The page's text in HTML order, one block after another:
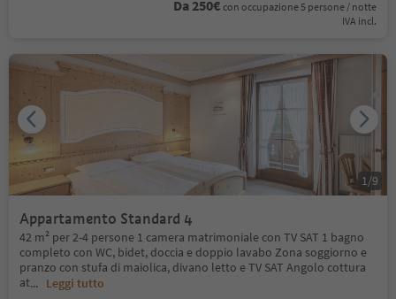
Da 250€ con occupazione 5 persone / notte
IVA incl.
Appartamento Standard 4
42 m² per 2-4 persone 1 camera matrimoniale con TV SAT 1 bagno
completo con WC, bidet, doccia e doppio lavabo Zona soggiorno e
pranzo con stufa di maiolica, divano letto e TV SAT Angolo cottura
at... Leggi tutto
1/9